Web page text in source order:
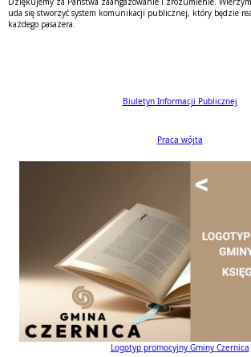
uda się stworzyć system komunikacji publicznej, który będzie
każdego pasażera.
Biuletyn Informacji Publicznej
Praca wójta
Logotyp promocyjny Gminy Czernica